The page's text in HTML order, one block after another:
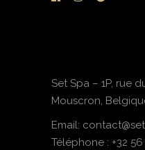
Set Spa – 1P, rue
Mouscron,
Email:
Téléphone : +32